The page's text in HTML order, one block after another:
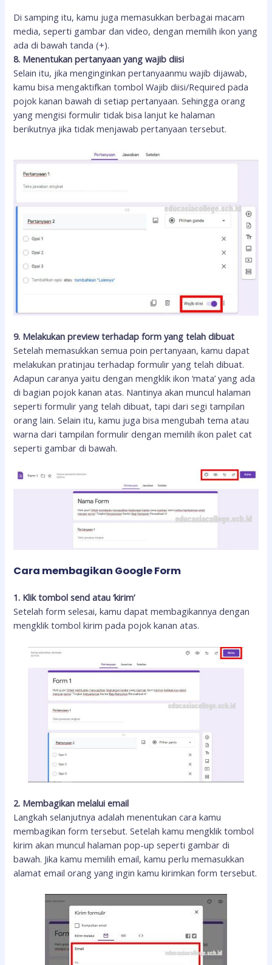
Di samping itu, kamu juga memasukkan berbagai macam
media, seperti gambar dan video, dengan memilih ikon yang
ada di bawah tanda (+).
8. Menentukan pertanyaan yang wajib diisi
Selain itu, jika menginginkan pertanyaanmu wajib dijawab,
kamu bisa mengaktifkan tombol Wajib diisi/Required pada
pojok kanan bawah di setiap pertanyaan. Sehingga orang
yang mengisi formulir tidak bisa lanjut ke halaman
berikutnya jika tidak menjawab pertanyaan tersebut.
9. Melakukan preview terhadap form yang telah dibuat
Setelah memasukkan semua poin pertanyaan, kamu dapat
melakukan pratinjau terhadap formulir yang telah dibuat.
Adapun caranya yaitu dengan mengklik ikon ‘mata’ yang ada
di bagian pojok kanan atas. Nantinya akan muncul halaman
seperti formulir yang telah dibuat, tapi dari segi tampilan
orang lain. Selain itu, kamu juga bisa mengubah tema atau
warna dari tampilan formulir dengan memilih ikon palet cat
seperti gambar di bawah.
Cara membagikan Google Form
1. Klik tombol send atau ‘kirim’
Setelah form selesai, kamu dapat membagikannya dengan
mengklik tombol kirim pada pojok kanan atas.
2. Membagikan melalui email
Langkah selanjutnya adalah menentukan cara kamu
membagikan form tersebut. Setelah kamu mengklik tombol
kirim akan muncul halaman pop-up seperti gambar di
bawah. Jika kamu memilih email, kamu perlu memasukkan
alamat email orang yang ingin kamu kirimkan form tersebut.